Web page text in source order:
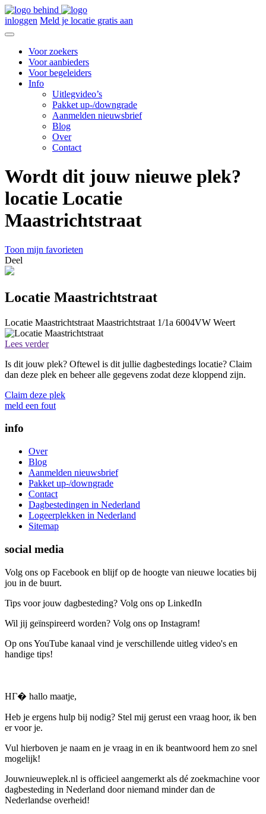
inloggen Meld je locatie gratis aan
Voor zoekers
Voor aanbieders
Voor begeleiders
Info
Uitlegvideo’s
Pakket up-/downgrade
Aanmelden nieuwsbrief
Blog
Over
Contact
Wordt dit jouw nieuwe plek?
locatie Locatie
Maastrichtstraat
Toon mijn favorieten
Deel
Locatie Maastrichtstraat
Locatie Maastrichtstraat Maastrichtstraat 1/1a 6004VW Weert
Lees verder
Is dit jouw plek? Oftewel is dit jullie dagbestedings locatie? Claim
dan deze plek en beheer alle gegevens zodat deze kloppend zijn.
Claim deze plek
meld een fout
info
Over
Blog
Aanmelden nieuwsbrief
Pakket up-/downgrade
Contact
Dagbestedingen in Nederland
Logeerplekken in Nederland
Sitemap
social media
Volg ons op Facebook en blijf op de hoogte van nieuwe locaties bij
jou in de buurt.
Tips voor jouw dagbesteding? Volg ons op LinkedIn
Wil jij geïnspireerd worden? Volg ons op Instagram!
Op ons YouTube kanaal vind je verschillende uitleg video's en
handige tips!
HГ� hallo maatje,
Heb je ergens hulp bij nodig? Stel mij gerust een vraag hoor, ik ben
er voor je.
Vul hierboven je naam en je vraag in en ik beantwoord hem zo snel
mogelijk!
Jouwnieuweplek.nl is officieel aangemerkt als dé zoekmachine voor
dagbesteding in Nederland door niemand minder dan de
Nederlandse overheid!